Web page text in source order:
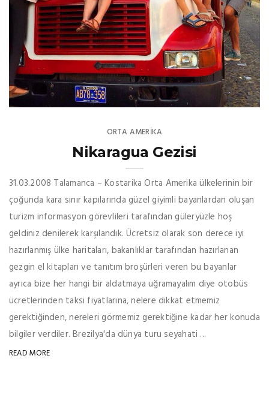
ORTA AMERIKA
Nikaragua Gezisi
31.03.2008 Talamanca – Kostarika Orta Amerika ülkelerinin bir
çoğunda kara sınır kapılarında güzel giyimli bayanlardan oluşan
turizm informasyon görevlileri tarafından güleryüzle hoş
geldiniz denilerek karşılandık. Ücretsiz olarak son derece iyi
hazırlanmış ülke haritaları, bakanlıklar tarafından hazırlanan
gezgin el kitapları ve tanıtım broşürleri veren bu bayanlar
ayrıca bize her hangi bir aldatmaya uğramayalım diye otobüs
ücretlerinden taksi fiyatlarına, nelere dikkat etmemiz
gerektiğinden, nereleri görmemiz gerektiğine kadar her konuda
bilgiler verdiler. Brezilya'da dünya turu seyahati ...
READ MORE